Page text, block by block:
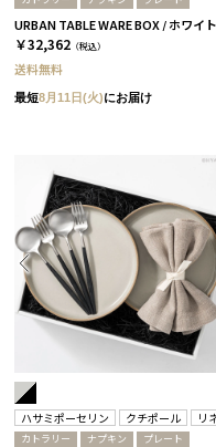
URBAN TABLE WARE BOX / ホワイト
￥32,362 （税込）
送料無料
最短8月11日(火)にお届け
ハサミポーセリン クチポール リ
カトラリー ナプキン プレート